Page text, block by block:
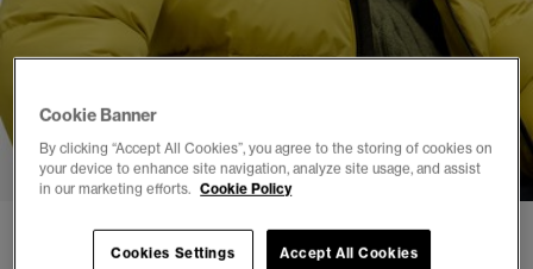
Chaqueta Acolchada Deportiva con Capucha
Cookie Banner
By clicking “Accept All Cookies”, you agree to the storing of cookies on
your device to enhance site navigation, analyze site usage, and assist
in our marketing efforts. Cookie Policy
Accept All Cookies
Cookies Settings